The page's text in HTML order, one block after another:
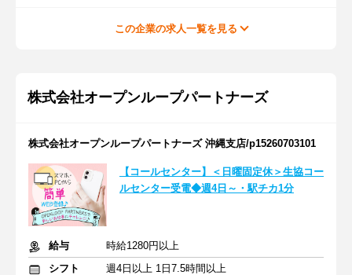
この企業の求人一覧を見る
株式会社オープンループパートナーズ
株式会社オープンループパートナーズ 沖縄支店/p15260703101
【コールセンター】＜日曜固定休＞生協コー
ルセンター受電◆週4日～・駅チカ1分
給与
時給1280円以上
シフト
週4日以上 1日7.5時間以上